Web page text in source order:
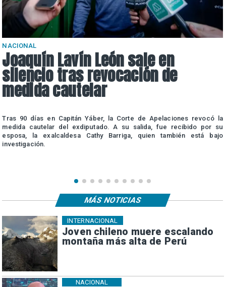
NACIONAL
Joaquín Lavín León sale en
silencio tras revocación de
medida cautelar
Tras 90 días en Capitán Yáber, la Corte de Apelaciones revocó la
medida cautelar del exdiputado. A su salida, fue recibido por su
esposa, la exalcaldesa Cathy Barriga, quien también está bajo
investigación.
Joven chileno muere escalando
montaña más alta de Perú
INTERNACIONAL
NACIONAL
MÁS NOTICIAS